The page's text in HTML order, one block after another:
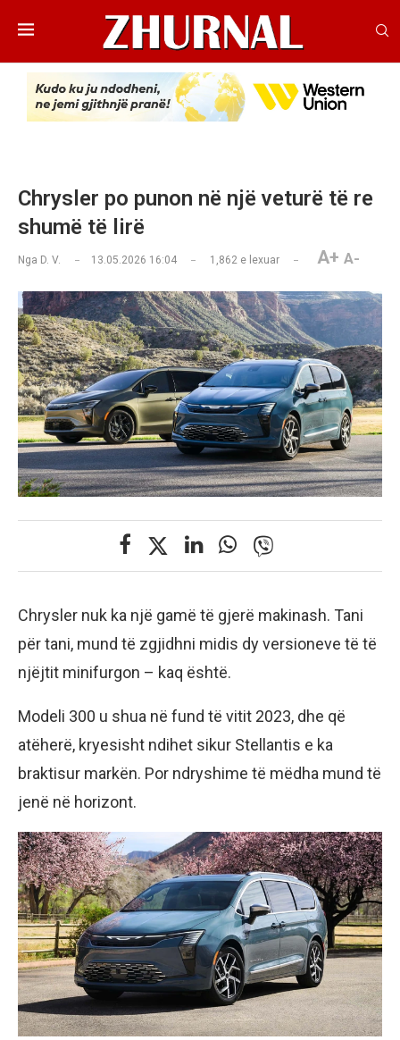
Chrysler po punon në një veturë të re
shumë të lirë
Nga D. V. 13.05.2026 16:04 1,862 e lexuar A+ A-
Chrysler nuk ka një gamë të gjerë makinash. Tani
për tani, mund të zgjidhni midis dy versioneve të të
njëjtit minifurgon – kaq është.
Modeli 300 u shua në fund të vitit 2023, dhe që
atëherë, kryesisht ndihet sikur Stellantis e ka
braktisur markën. Por ndryshime të mëdha mund të
jenë në horizont.